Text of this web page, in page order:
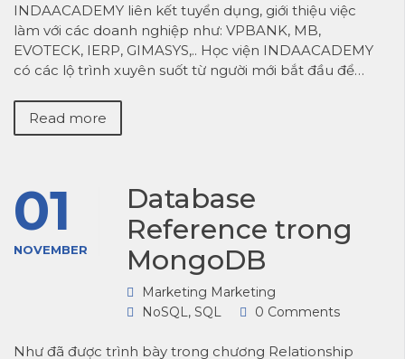
INDAACADEMY liên kết tuyển dụng, giới thiệu việc
làm với các doanh nghiệp như: VPBANK, MB,
EVOTECK, IERP, GIMASYS,.. Học viện INDAACADEMY
có các lộ trình xuyên suốt từ người mới bắt đầu để…
Read more
01
NOVEMBER
Database
Reference trong
MongoDB
Marketing Marketing
NoSQL , SQL 0 Comments
Như đã được trình bày trong chương Relationship